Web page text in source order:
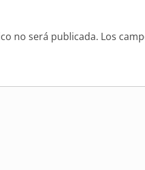
no será publicada. Los